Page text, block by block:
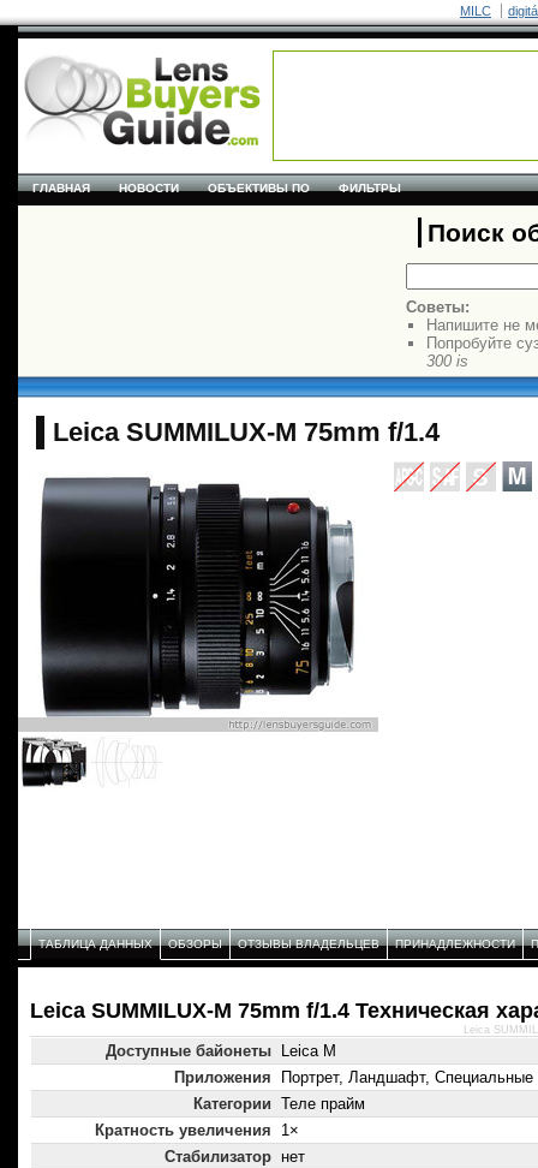
MILC
ГЛАВНАЯ НОВОСТИ ОБЪЕКТИВЫ ПО ФИЛЬТРЫ
Поиск
Советы:
Напишите не
Попробуйте
300 is
Leica SUMMILUX-M 75mm f/1.4
ТАБЛИЦА ДАННЫХ ОБЗОРЫ ОТЗЫВЫ ВЛАДЕЛЬЦЕВ ПРИНАДЛЕЖНОСТИ
Leica SUMMILUX-M 75mm f/1.4 Техническая
Доступные байонеты
Leica M
Приложения
Портрет, Ландшафт,
Категории Теле прайм
Кратность увеличения
1×
Стабилизатор нет
Leica